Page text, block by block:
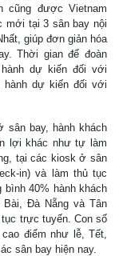
được Vietnam
mới tại 3 sân bay nội
giúp đơn giản hóa
Thời gian để đoàn
dự kiến đối với
dự kiến đối với
sân bay, hành khách
lợi khác như tự làm
tại các kiosk ở sân
in) và làm thủ tục
bình 40% hành khách
Đà Nẵng và Tân
trực tuyến. Con số
điểm như lễ, Tết,
sân bay hiện nay.